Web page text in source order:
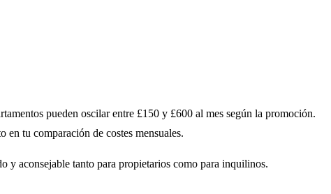
pueden oscilar entre £150 y £600 al mes según la promoción.
en tu comparación de costes mensuales.
y aconsejable tanto para propietarios como para inquilinos.